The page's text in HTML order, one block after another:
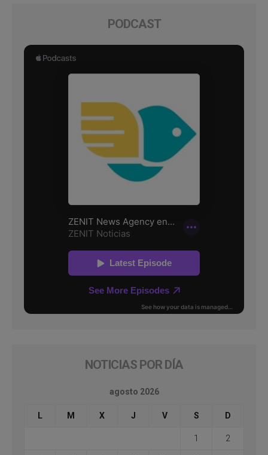
PODCAST
NOTICIAS POR DÍA
agosto 2026
L M X J V S D
1 2